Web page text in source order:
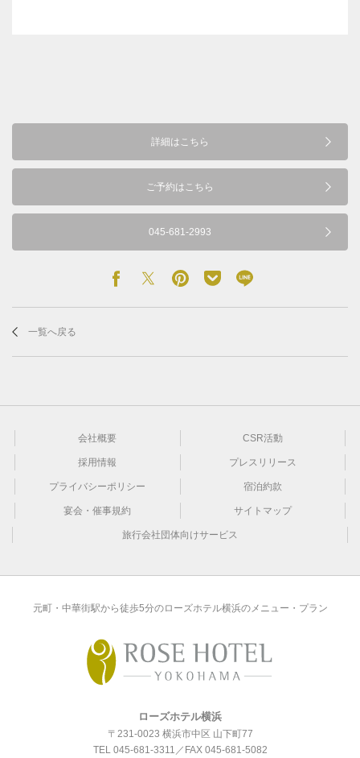
詳細はこちら
ご予約はこちら
045-681-2993
一覧へ戻る
会社概要 CSR活動
採用情報 プレスリリース
プライバシーポリシー 宿泊約款
宴会・催事規約 サイトマップ
旅行会社団体向けサービス
元町・中華街駅から徒歩5分のローズホテル横浜のメニュー・プラン
ローズホテル横浜
〒231-0023 横浜市中区 山下町77
TEL 045-681-3311 ／FAX 045-681-5082